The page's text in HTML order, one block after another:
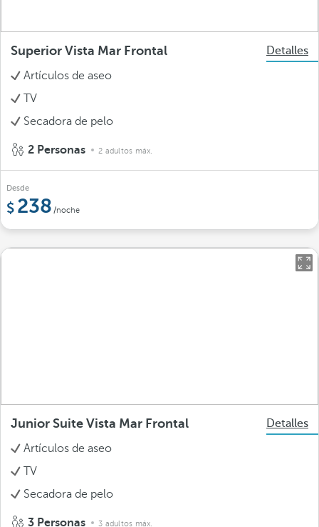
Superior Vista Mar Frontal
Detalles
Artículos de aseo
TV
Secadora de pelo
2 Personas 2 adultos máx.
Desde
238 /noche
Junior Suite Vista Mar Frontal
Detalles
Artículos de aseo
TV
Secadora de pelo
3 Personas 3 adultos máx.